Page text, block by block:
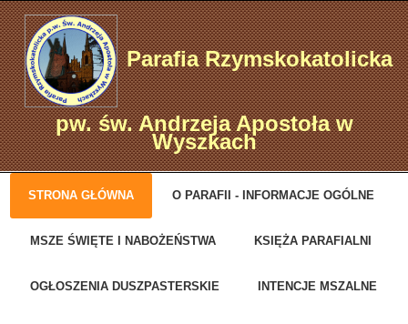
Parafia Rzymskokatolicka
pw. św. Andrzeja Apostoła w
Wyszkach
STRONA GŁÓWNA O PARAFII - INFORMACJE OGÓLNE
MSZE ŚWIĘTE I NABOŻEŃSTWA KSIĘŻA PARAFIALNI
OGŁOSZENIA DUSZPASTERSKIE INTENCJE MSZALNE